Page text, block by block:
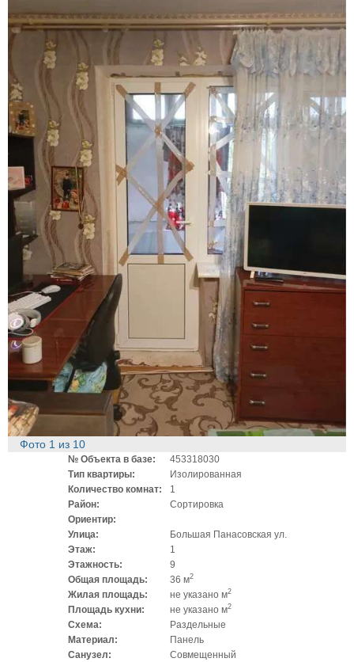
Фото 1 из 10
№ Объекта в базе:
453318030
Тип квартиры:
Изолированная
Количество комнат:
1
Район:
Сортировка
Ориентир:
Улица:
Большая Панасовская ул.
Этаж:
1
Этажность:
9
Общая площадь:
36 м2
Жилая площадь: не указано м2
Площадь кухни: не указано м2
Схема:
Раздельные
Материал:
Панель
Санузел:
Совмещенный